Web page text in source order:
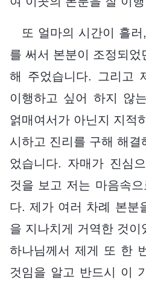
또 얼마의 시간이 흘
를 써서 본분이 조정되었
해 주었습니다. 그리고
이행하고 싶어 하지 않
얽매여서가 아닌지 지적
시하고 진리를 구해 해
었습니다. 자매가 진심
것을 보고 저는 마음속
다. 제가 여러 차례 본분
을 지나치게 거역한 것이
하나님께서 제게 또 한
것임을 알고 반드시 이